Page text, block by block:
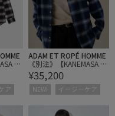
P
】
ア
ADAM ET ROPÉ HOMME
《別注》【KANEMASA P
HIL. / カネマサ フィル】
28G Ombre Check Mode
st Shirt
¥35,200
NEW! イージーケア